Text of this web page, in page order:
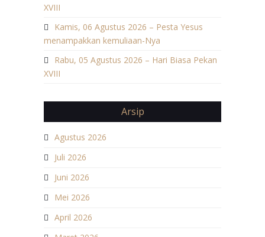
XVIII
Kamis, 06 Agustus 2026 – Pesta Yesus
menampakkan kemuliaan-Nya
Rabu, 05 Agustus 2026 – Hari Biasa Pekan
XVIII
Arsip
Agustus 2026
Juli 2026
Juni 2026
Mei 2026
April 2026